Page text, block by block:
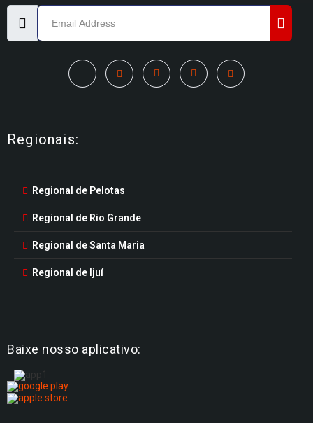
Regionais:
Regional de Pelotas
Regional de Rio Grande
Regional de Santa Maria
Regional de Ijuí
Baixe nosso aplicativo: